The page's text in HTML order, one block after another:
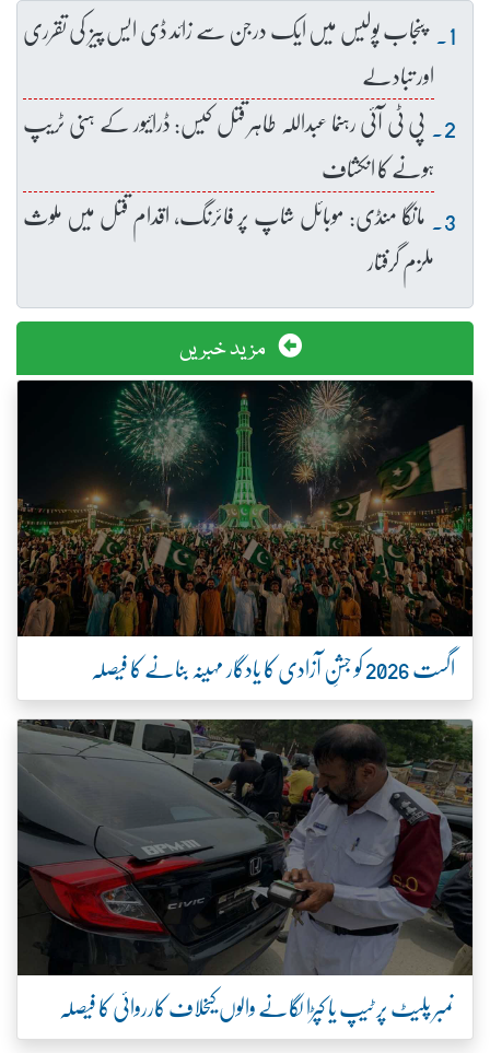
پنجاب پولیس میں ایک درجن سے زائد ڈی ایس پیز کی تقرری
اور تبادلے
پی ٹی آئی رہنما عبداللہ طاہر قتل کیس: ڈرائیور کے ہنی ٹریپ
ہونے کا انکشاف
مانگا منڈی: موبائل شاپ پر فائرنگ، اقدام قتل میں ملوث
ملزم گرفتار
مزید خبریں
اگست 2026 کو جشنِ آزادی کا یادگار مہینہ بنانے کا فیصلہ
نمبر پلیٹ پر ٹیپ یا کپڑا لگانے والوں کیخلاف کارروائی کا فیصلہ